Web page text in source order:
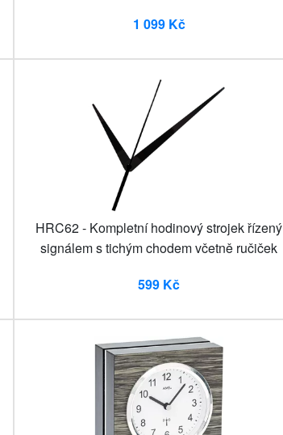
1 099 Kč
HRC62 - Kompletní hodinový strojek řízený
signálem s tichým chodem včetně ručiček
599 Kč